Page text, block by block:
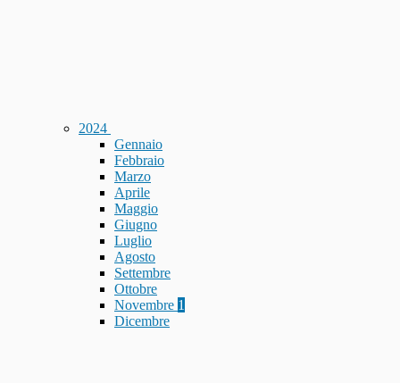
2024
Gennaio
Febbraio
Marzo
Aprile
Maggio
Giugno
Luglio
Agosto
Settembre
Ottobre
Novembre 1
Dicembre